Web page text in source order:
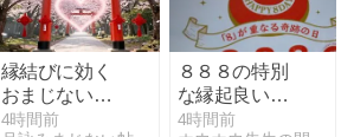
縁結びに効く
おまじない｜
恋愛運を高め
4時間前
８８８の特別
な縁起良い
日！
4時間前